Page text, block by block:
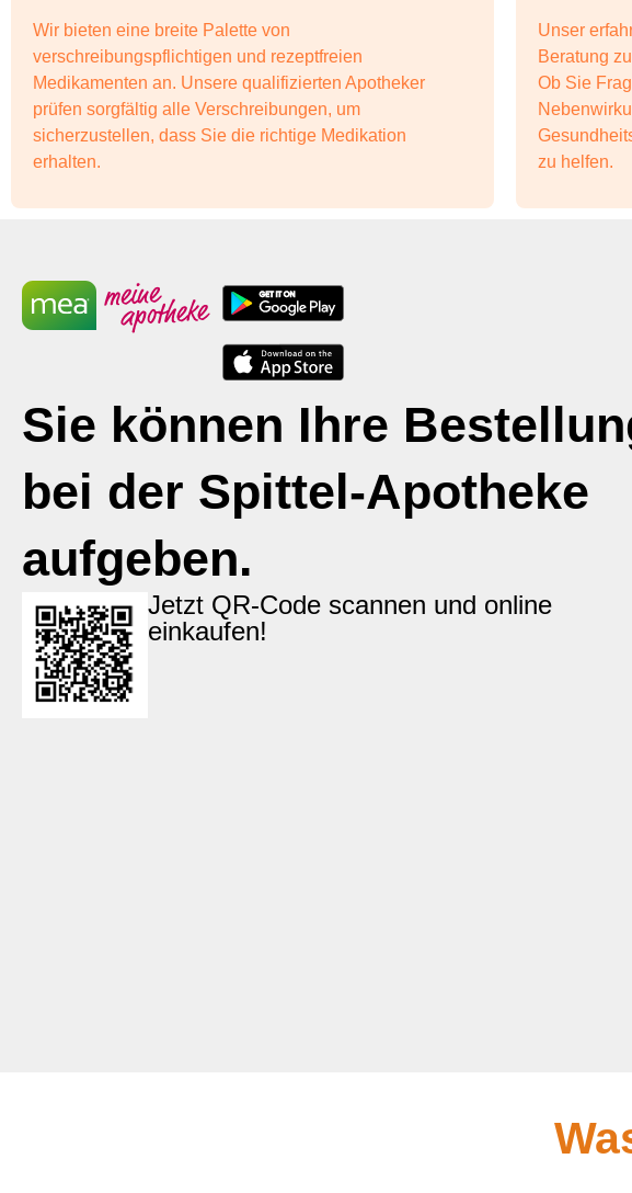
Wir bieten eine breite Palette von
verschreibungspflichtigen und rezeptfreien
Medikamenten an. Unsere qualifizierten Apotheker
prüfen sorgfältig alle Verschreibungen, um
sicherzustellen, dass Sie die richtige Medikation
erhalten.
Unser
Beratung
Ob Sie
zu helfen.
Sie können Ihre
bei der Spittel-Apotheke
aufgeben.
Jetzt QR-Code scannen und online
einkaufen!